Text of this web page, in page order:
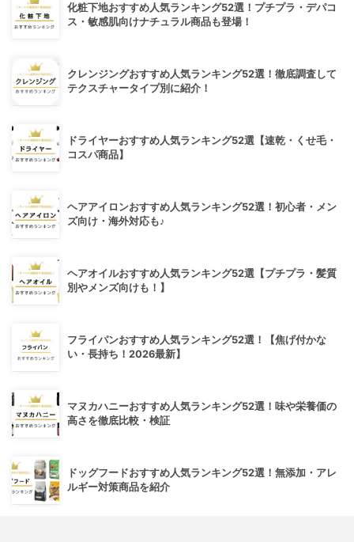
化粧下地おすすめ人気ランキング52選！プチプラ・デパコ
ス・敏感肌向けナチュラル商品も登場！
クレンジングおすすめ人気ランキング52選！徹底調査して
テクスチャータイプ別に紹介！
ドライヤーおすすめ人気ランキング52選【速乾・くせ毛・
コスパ商品】
ヘアアイロンおすすめ人気ランキング52選！初心者・メン
ズ向け・海外対応も♪
ヘアオイルおすすめ人気ランキング52選【プチプラ・髪質
別やメンズ向けも！】
フライパンおすすめ人気ランキング52選！【焦げ付かな
い・長持ち！2026最新】
マヌカハニーおすすめ人気ランキング52選！味や栄養価の
高さを徹底比較・検証
ドッグフードおすすめ人気ランキング52選！無添加・アレ
ルギー対策商品を紹介